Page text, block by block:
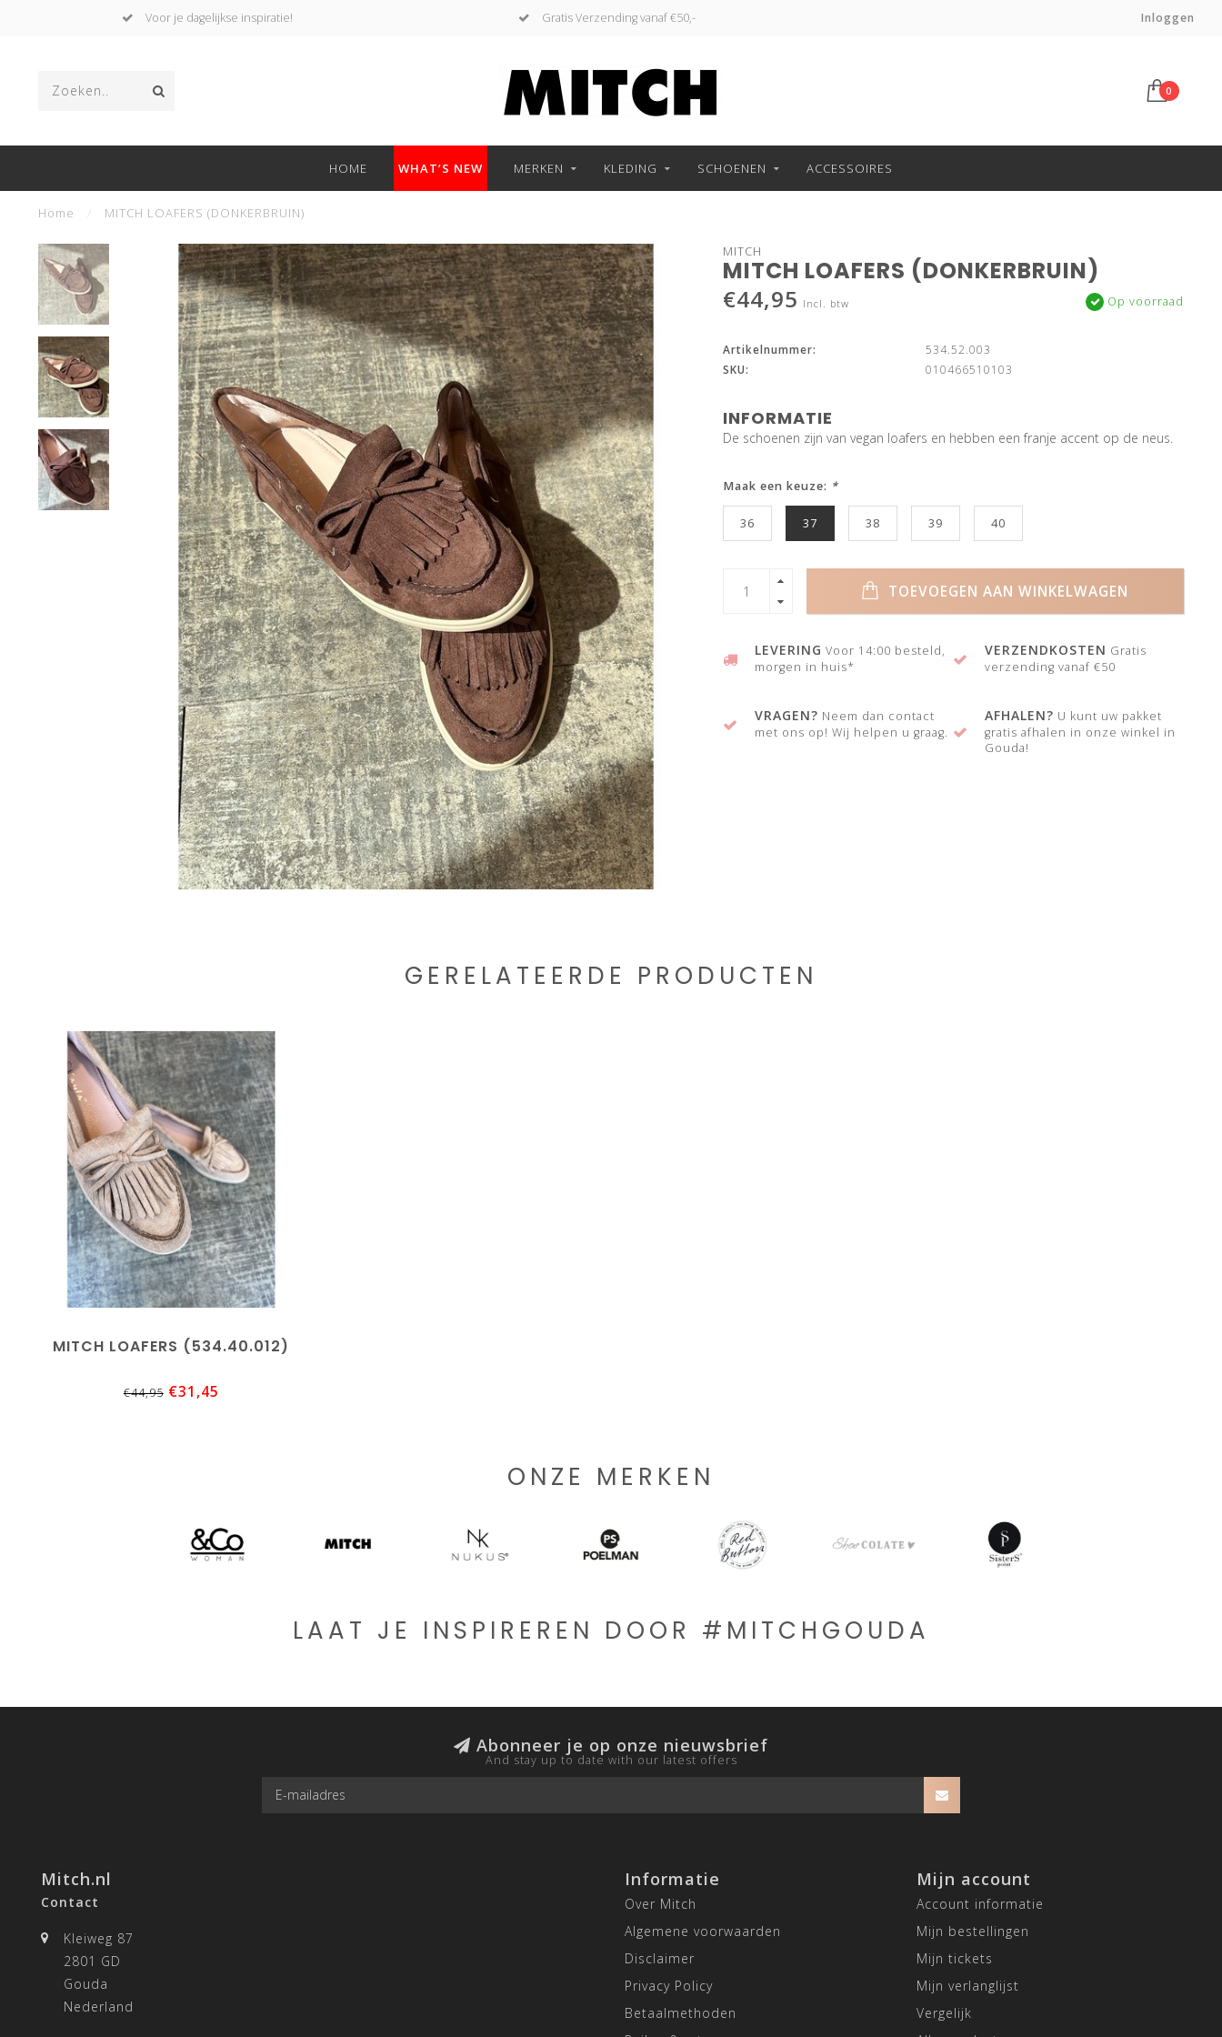
Voor je dagelijkse inspiratie! Gratis Verzending vanaf €50,- Inloggen
0
HOME WHAT’S NEW MERKEN KLEDING SCHOENEN ACCESSOIRES
Home MITCH LOAFERS (DONKERBRUIN)
MITCH
MITCH LOAFERS (DONKERBRUIN)
€44,95 Incl. btw Op voorraad
Artikelnummer:
534.52.003
SKU:
010466510103
INFORMATIE
De schoenen zijn van vegan loafers en hebben een franje accent op de neus.
Maak een keuze: *
36 37 38 39 40
TOEVOEGEN AAN WINKELWAGEN
LEVERING Voor 14:00 besteld,
morgen in huis*
VERZENDKOSTEN Gratis
verzending vanaf €50
VRAGEN? Neem dan contact
met ons op! Wij helpen u graag.
AFHALEN? U kunt uw pakket
gratis afhalen in onze winkel in
Gouda!
GERELATEERDE PRODUCTEN
MITCH LOAFERS (534.40.012)
€44,95 €31,45
ONZE MERKEN
LAAT JE INSPIREREN DOOR #MITCHGOUDA
Abonneer je op onze nieuwsbrief
And stay up to date with our latest offers
Mitch.nl
Contact
Kleiweg 87
2801 GD
Gouda
Nederland
Informatie
Over Mitch
Algemene voorwaarden
Disclaimer
Privacy Policy
Betaalmethoden
Mijn account
Account informatie
Mijn bestellingen
Mijn tickets
Mijn verlanglijst
Vergelijk